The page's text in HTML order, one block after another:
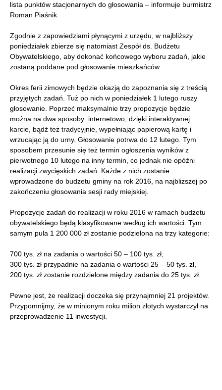
lista punktów stacjonarnych do głosowania – informuje burmistrz
Roman Piaśnik.
Zgodnie z zapowiedziami płynącymi z urzędu, w najbliższy
poniedziałek zbierze się natomiast Zespół ds. Budżetu
Obywatelskiego, aby dokonać końcowego wyboru zadań, jakie
zostaną poddane pod głosowanie mieszkańców.
Okres ferii zimowych będzie okazją do zapoznania się z treścią
przyjętych zadań. Tuż po nich w poniedziałek 1 lutego ruszy
głosowanie. Poprzeć maksymalnie trzy propozycje będzie
można na dwa sposoby: internetowo, dzięki interaktywnej
karcie, bądź też tradycyjnie, wypełniając papierową kartę i
wrzucając ją do urny. Głosowanie potrwa do 12 lutego. Tym
sposobem przesunie się też termin ogłoszenia wyników z
pierwotnego 10 lutego na inny termin, co jednak nie opóźni
realizacji zwycięskich zadań. Każde z nich zostanie
wprowadzone do budżetu gminy na rok 2016, na najbliższej po
zakończeniu głosowania sesji rady miejskiej.
Propozycje zadań do realizacji w roku 2016 w ramach budżetu
obywatelskiego będą klasyfikowane według ich wartości. Tym
samym pula 1 200 000 zł zostanie podzielona na trzy kategorie:
700 tys. zł na zadania o wartości 50 – 100 tys. zł,
300 tys. zł przypadnie na zadania o wartości 25 – 50 tys. zł,
200 tys. zł zostanie rozdzielone między zadania do 25 tys. zł.
Pewne jest, że realizacji doczeka się przynajmniej 21 projektów.
Przypomnijmy, że w minionym roku milion złotych wystarczył na
przeprowadzenie 11 inwestycji.